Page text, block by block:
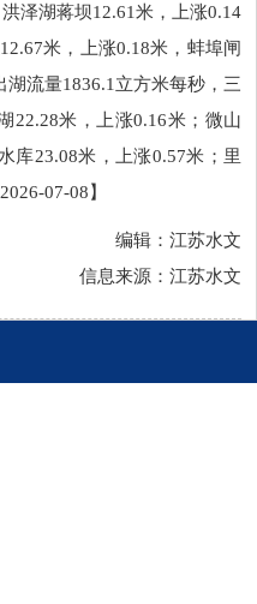
泽湖蒋坝12.61米，上涨0.14
米，上涨0.18米，蚌埠闸
流量1836.1立方米每秒，三
22.28米，上涨0.16米；微山
库23.08米，上涨0.57米；里
07-08】
编辑：江苏水文
信息来源：江苏水文